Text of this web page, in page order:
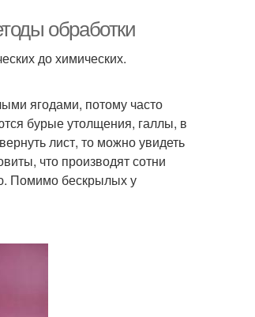
обработки
до химических.
ягодами, потому часто
бурые утолщения, галлы, в
лист, то можно увидеть
что производят сотни
Помимо бескрылых у